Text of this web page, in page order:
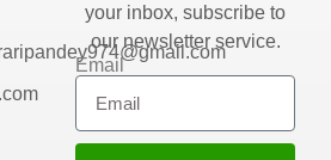
your inbox, subscribe to
our newsletter service.
Email